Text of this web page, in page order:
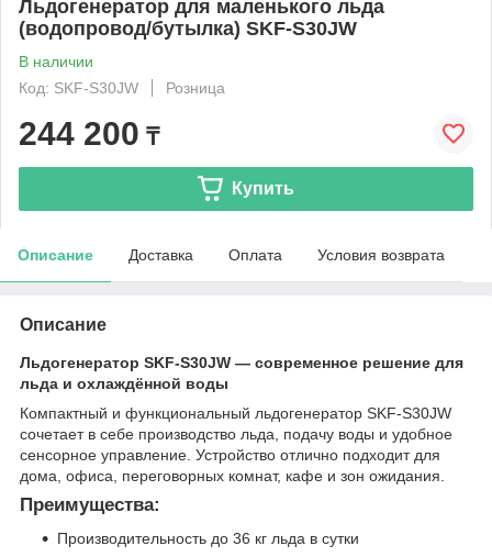
Льдогенератор для маленького льда
(водопровод/бутылка) SKF-S30JW
В наличии
Код: SKF-S30JW
Розница
244 200 ₸
Купить
Описание Доставка Оплата Условия возврата
Описание
Льдогенератор SKF-S30JW — современное решение для
льда и охлаждённой воды
Компактный и функциональный льдогенератор SKF-S30JW
сочетает в себе производство льда, подачу воды и удобное
сенсорное управление. Устройство отлично подходит для
дома, офиса, переговорных комнат, кафе и зон ожидания.
Преимущества:
Производительность до 36 кг льда в сутки